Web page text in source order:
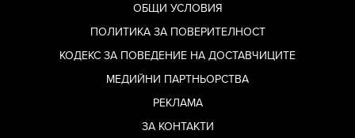
ОБЩИ УСЛОВИЯ
ПОЛИТИКА ЗА ПОВЕРИТЕЛНОСТ
КОДЕКС ЗА ПОВЕДЕНИЕ НА ДОСТАВЧИЦИТЕ
МЕДИЙНИ ПАРТНЬОРСТВА
РЕКЛАМА
ЗА КОНТАКТИ